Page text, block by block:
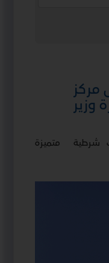
شرطية متميزة